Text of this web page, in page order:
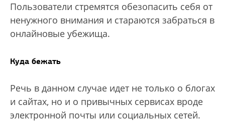
Пользователи стремятся обезопасить себя от
ненужного внимания и стараются забраться в
онлайновые убежища.
Куда бежать
Речь в данном случае идет не только о блогах
и сайтах, но и о привычных сервисах вроде
электронной почты или социальных сетей.